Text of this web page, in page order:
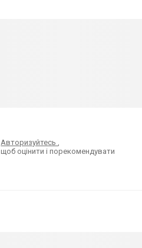
Авторизуйтесь,
щоб оцінити і порекомендувати